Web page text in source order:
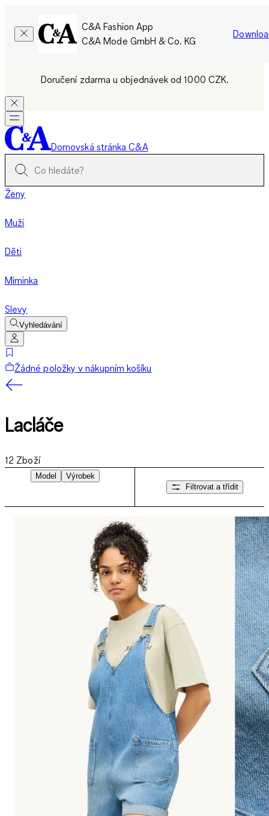
C&A Fashion App
C&A Mode GmbH & Co. KG
Doručení zdarma u objednávek od 1000 CZK.
Domovská stránka C&A
Ženy
Muži
Děti
Miminka
Slevy
Vyhledávání
Žádné položky v nákupním košíku
Lacláče
12 Zboží
Model
Výrobek
Filtrovat a třídit